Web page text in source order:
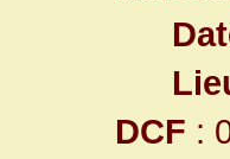
DCF :